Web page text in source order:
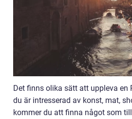
Det finns olika sätt att uppleva en
du är intresserad av konst, mat,
kommer du att finna något som